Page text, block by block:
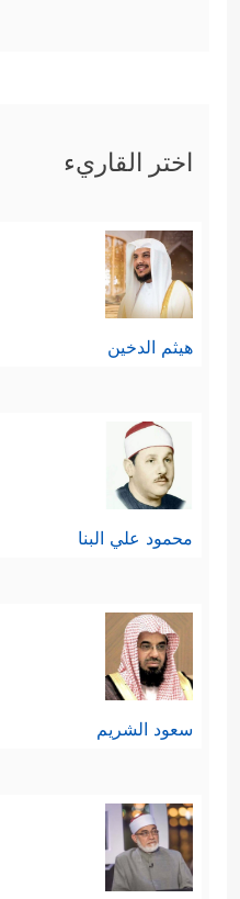
اختر القاريء
هيثم الدخين
محمود علي البنا
سعود الشريم